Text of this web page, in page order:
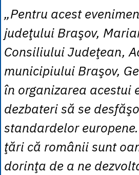
„Pentru acest
judeţului Braşov,
Consiliului Judeţean,
municipiului Braşov,
în organizarea acestui
dezbateri să se
standardelor
ţări că românii sunt
dorinţa de a ne